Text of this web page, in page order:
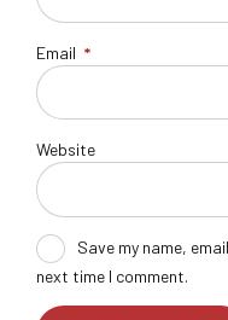
Email *
Website
Save my name,
next time I comment.